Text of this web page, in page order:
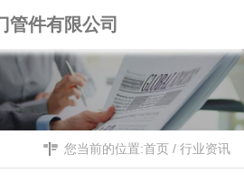
管件有限公司
您当前的位置:首页 / 行业资讯